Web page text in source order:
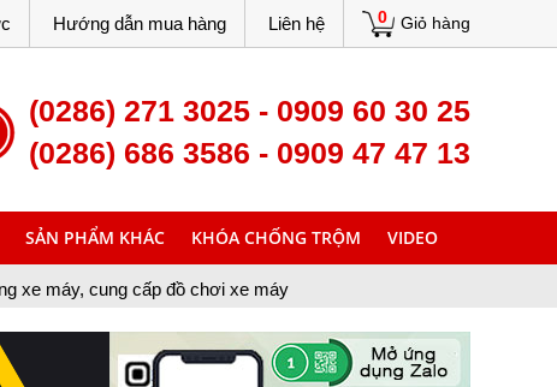
0 Giỏ hàng
Hướng dẫn mua hàng Liên hệ
(0286) 271 3025 - 0909 60 30 25
(0286) 686 3586 - 0909 47 47 13
SẢN PHẨM KHÁC KHÓA CHỐNG TRỘM VIDEO
cấp đồ chơi xe máy